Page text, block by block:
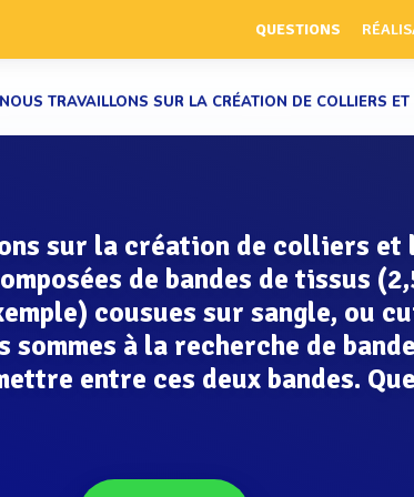
QUESTIONS
NOUS TRAVAILLONS SUR LA CRÉATION DE COLLIERS
sur la création de colliers et
de bandes de tissus
cousues sur sangle, ou
sommes à la recherche de
entre ces deux bandes.